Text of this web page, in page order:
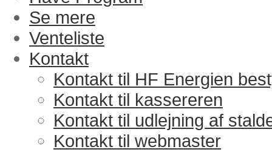
Se mere
Venteliste
Kontakt
Kontakt til HF Energien
Kontakt til kassereren
Kontakt til udlejning af
Kontakt til webmaster